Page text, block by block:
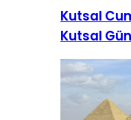
Kutsal
Kutsal